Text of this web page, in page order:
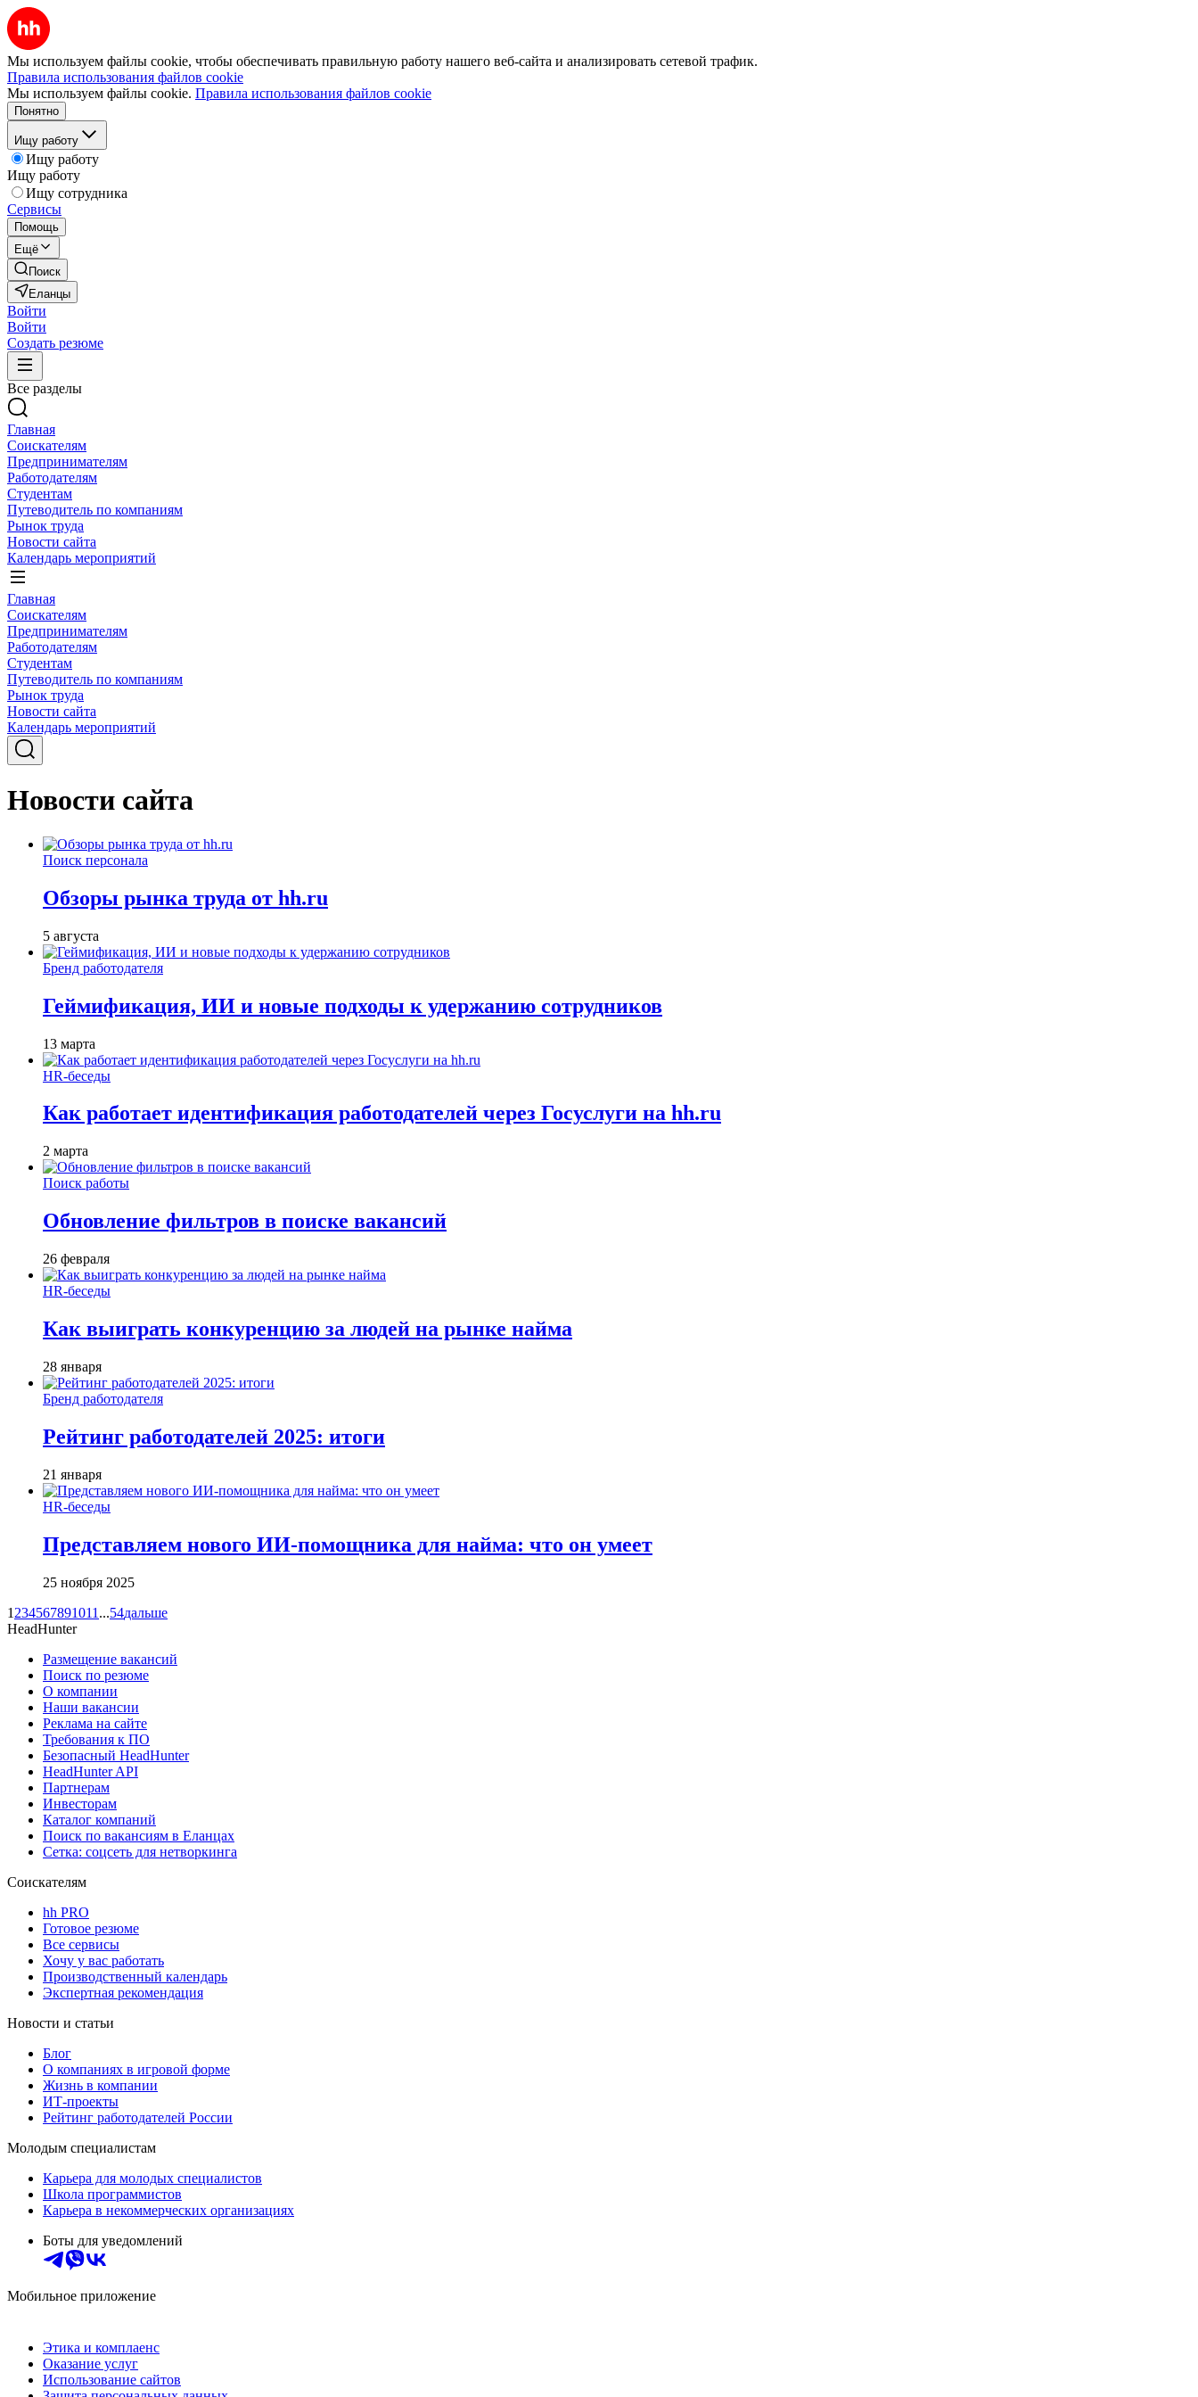
Мы используем файлы cookie, чтобы обеспечивать правильную работу нашего веб-сайта и анализировать сетевой трафик.
Правила использования файлов cookie
Мы используем файлы cookie. Правила использования файлов cookie
Понятно
Ищу работу
Ищу работу
Ищу работу
Ищу сотрудника
Сервисы
Помощь
Ещё
Поиск
Еланцы
Войти
Войти
Создать резюме
Все разделы
Главная
Соискателям
Предпринимателям
Работодателям
Студентам
Путеводитель по компаниям
Рынок труда
Новости сайта
Календарь мероприятий
Главная
Соискателям
Предпринимателям
Работодателям
Студентам
Путеводитель по компаниям
Рынок труда
Новости сайта
Календарь мероприятий
Новости сайта
Поиск персонала
Обзоры рынка труда от hh.ru
5 августа
Бренд работодателя
Геймификация, ИИ и новые подходы к удержанию сотрудников
13 марта
HR-беседы
Как работает идентификация работодателей через Госуслуги на hh.ru
2 марта
Поиск работы
Обновление фильтров в поиске вакансий
26 февраля
HR-беседы
Как выиграть конкуренцию за людей на рынке найма
28 января
Бренд работодателя
Рейтинг работодателей 2025: итоги
21 января
HR-беседы
Представляем нового ИИ-помощника для найма: что он умеет
25 ноября 2025
1 234567891011 ...54дальше
HeadHunter
Размещение вакансий
Поиск по резюме
О компании
Наши вакансии
Реклама на сайте
Требования к ПО
Безопасный HeadHunter
HeadHunter API
Партнерам
Инвесторам
Каталог компаний
Поиск по вакансиям в Еланцах
Сетка: соцсеть для нетворкинга
Соискателям
hh PRO
Готовое резюме
Все сервисы
Хочу у вас работать
Производственный календарь
Экспертная рекомендация
Новости и статьи
Блог
О компаниях в игровой форме
Жизнь в компании
ИТ-проекты
Рейтинг работодателей России
Молодым специалистам
Карьера для молодых специалистов
Школа программистов
Карьера в некоммерческих организациях
Боты для уведомлений
Мобильное приложение
Этика и комплаенс
Оказание услуг
Использование сайтов